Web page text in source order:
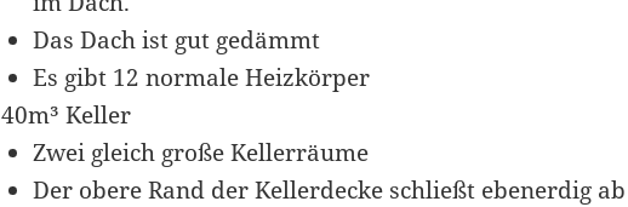
Das Dach ist gut gedämmt
Es gibt 12 normale Heizkörper
40m³ Keller
Zwei gleich große Kellerräume
Der obere Rand der Kellerdecke schließt ebenerdig ab